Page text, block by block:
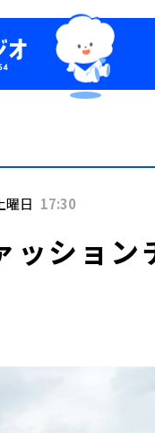
曜日 17:30
ッション